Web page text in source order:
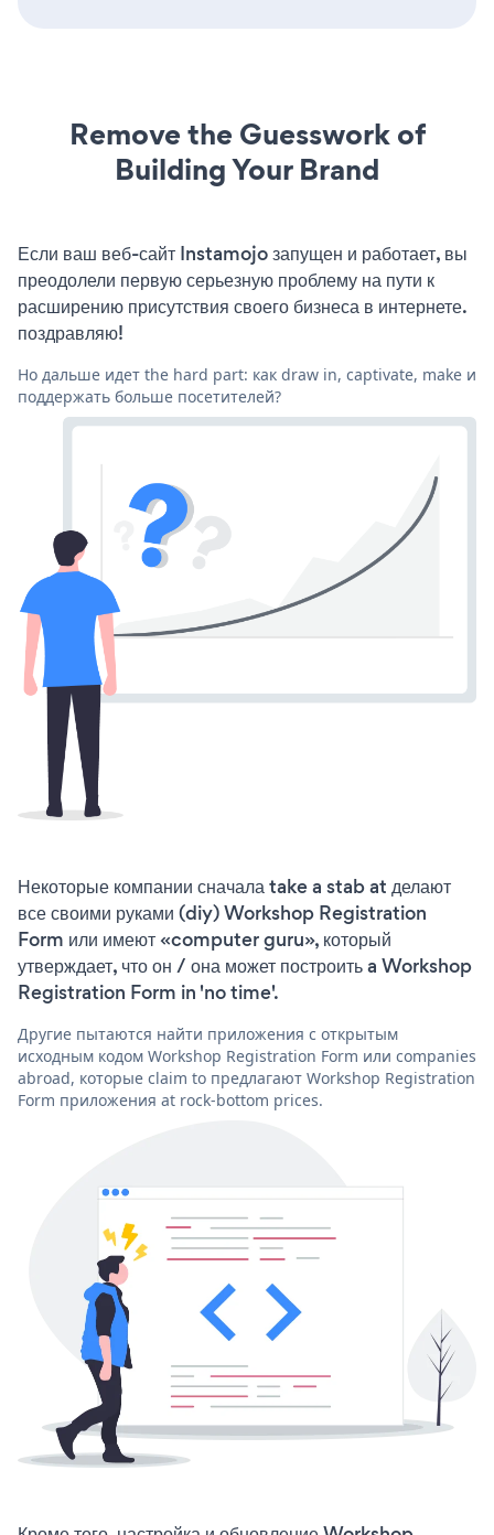
Remove the Guesswork of
Building Your Brand
Если ваш веб-сайт Instamojo запущен и работает, вы
преодолели первую серьезную проблему на пути к
расширению присутствия своего бизнеса в интернете.
поздравляю!
Но дальше идет the hard part: как draw in, captivate, make и
поддержать больше посетителей?
Некоторые компании сначала take a stab at делают
все своими руками (diy) Workshop Registration
Form или имеют «computer guru», который
утверждает, что он / она может построить a Workshop
Registration Form in 'no time'.
Другие пытаются найти приложения с открытым
исходным кодом Workshop Registration Form или companies
abroad, которые claim to предлагают Workshop Registration
Form приложения at rock-bottom prices.